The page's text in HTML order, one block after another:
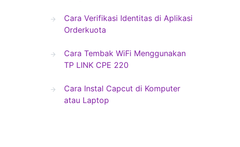
Cara Verifikasi Identitas di Aplikasi
Orderkuota
Cara Tembak WiFi Menggunakan
TP LINK CPE 220
Cara Instal Capcut di Komputer
atau Laptop